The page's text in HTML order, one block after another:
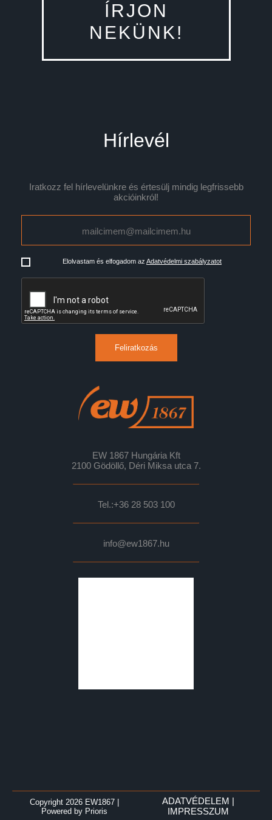
ÍRJON
NEKÜNK!
Hírlevél
Iratkozz fel hírlevelünkre és értesülj mindig legfrissebb
akcióinkról!
Elolvastam és elfogadom az Adatvédelmi szabályzatot
Feliratkozás
EW 1867 Hungária Kft
2100 Gödöllő, Déri Miksa utca 7.
Tel.:+36 28 503 100
info@ew1867.hu
Copyright 2026 EW1867
Powered by Prioris
ADATVÉDELEM
IMPRESSZUM